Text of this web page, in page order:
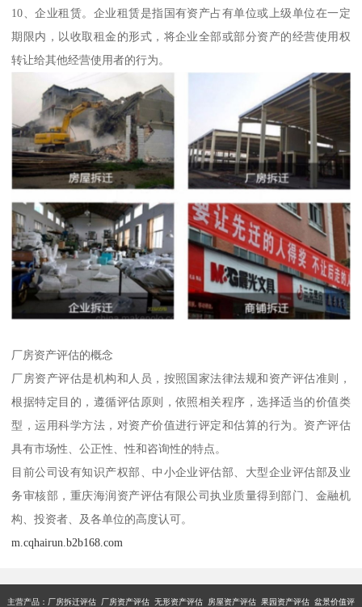
10、企业租赁。企业租赁是指国有资产占有单位或上级单位在一定
期限内，以收取租金的形式，将企业全部或部分资产的经营使用权
转让给其他经营使用者的行为。
厂房资产评估的概念
厂房资产评估是机构和人员，按照国家法律法规和资产评估准则，
根据特定目的，遵循评估原则，依照相关程序，选择适当的价值类
型，运用科学方法，对资产价值进行评定和估算的行为。资产评估
具有市场性、公正性、性和咨询性的特点。
目前公司设有知识产权部、中小企业评估部、大型企业评估部及业
务审核部，重庆海润资产评估有限公司执业质量得到部门、金融机
构、投资者、及各单位的高度认可。
m.cqhairun.b2b168.com
主营产品：厂房拆迁评估 厂房资产评估 无形资产评估 房屋资产评估 果园资产评估 盆景价值评